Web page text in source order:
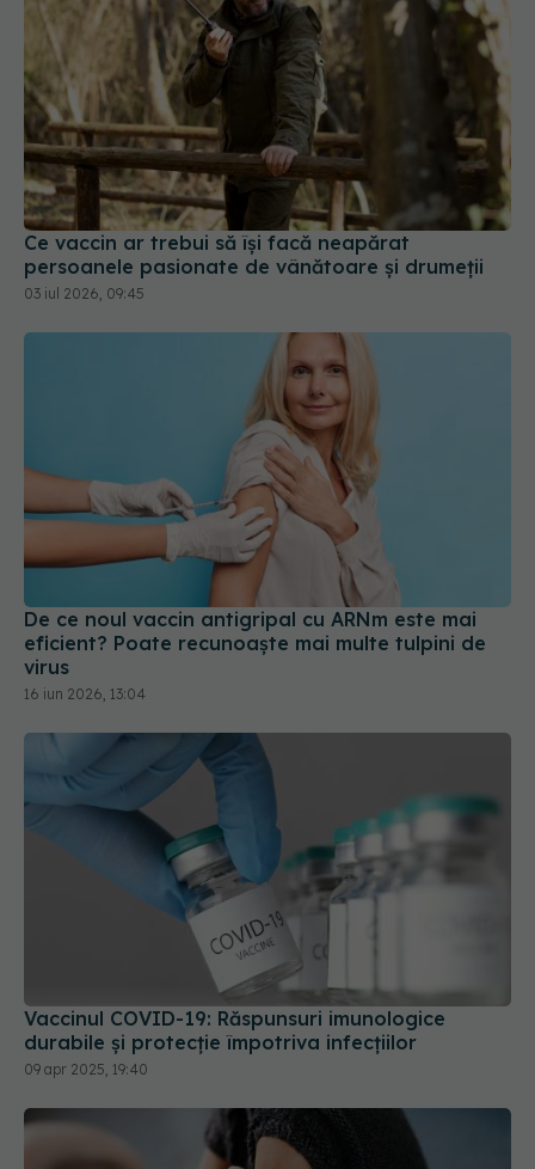
Ce vaccin ar trebui să își facă neapărat
persoanele pasionate de vânătoare și drumeții
03 iul 2026, 09:45
De ce noul vaccin antigripal cu ARNm este mai
eficient? Poate recunoaște mai multe tulpini de
virus
16 iun 2026, 13:04
Vaccinul COVID-19: Răspunsuri imunologice
durabile și protecție împotriva infecțiilor
09 apr 2025, 19:40